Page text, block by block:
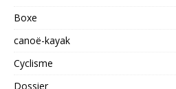
Boxe
canoë-kayak
Cyclisme
Dossier